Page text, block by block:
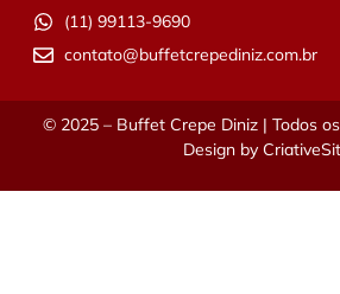
(11) 99113-9690
contato@buffetcrepediniz.com.br
© 2025 – Buffet Crepe Diniz | Todos
Design by